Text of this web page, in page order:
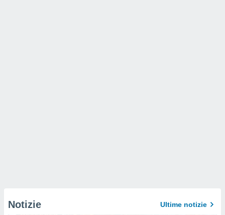
Notizie Ultime notizie